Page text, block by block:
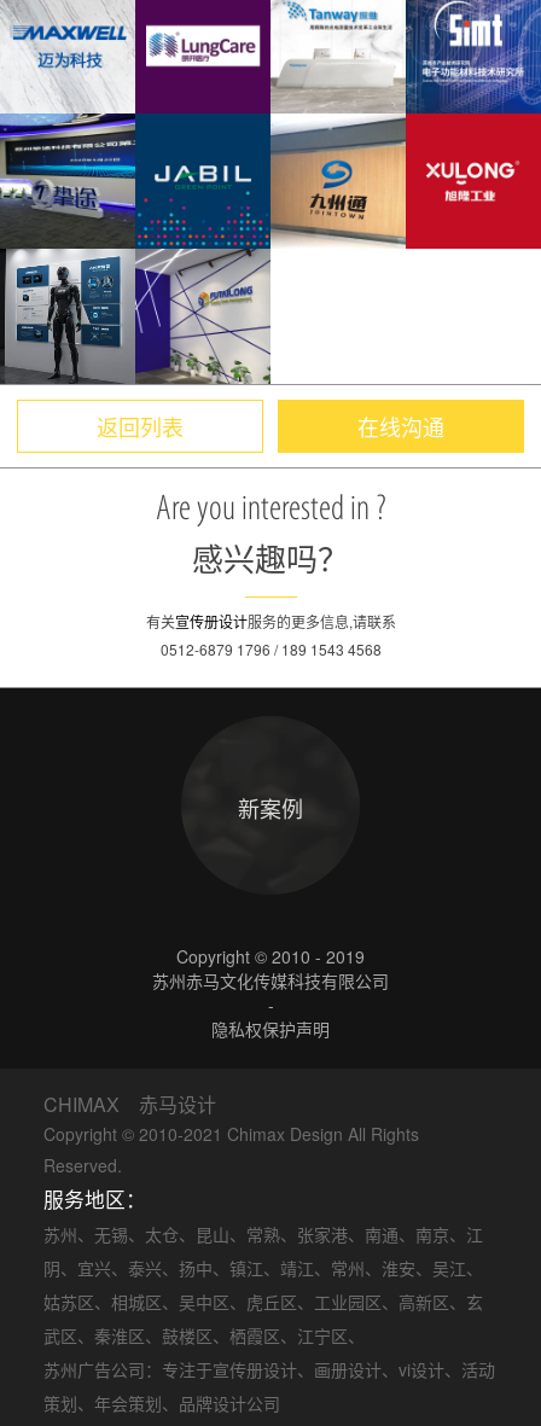
返回列表 在线沟通
Are you interested in ?
感兴趣吗？
有关宣传册设计服务的更多信息,请联系
0512-6879 1796 / 189 1543 4568
新案例
Copyright © 2010 - 2019
苏州赤马文化传媒科技有限公司
-
隐私权保护声明
CHIMAX 赤马设计
Copyright © 2010-2021 Chimax Design All Rights
Reserved.
服务地区：
苏州、 无锡、 太仓、 昆山、 常熟、 张家港、 南通、 南京、 江
阴、 宜兴、 泰兴、 扬中、 镇江、 靖江、 常州、 淮安、 吴江、
姑苏区、 相城区、 吴中区、 虎丘区、 工业园区、 高新区、 玄
武区、 秦淮区、 鼓楼区、 栖霞区、 江宁区、
苏州广告公司：专注于宣传册设计、 画册设计、 vi设计、 活动
策划、 年会策划、品牌设计公司